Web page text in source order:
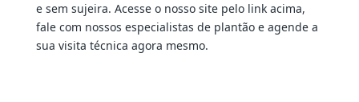
e sem sujeira. Acesse o nosso site pelo link acima,
fale com nossos especialistas de plantão e agende a
sua visita técnica agora mesmo.